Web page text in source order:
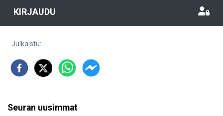
KIRJAUDU
Julkaistu:
Seuran uusimmat